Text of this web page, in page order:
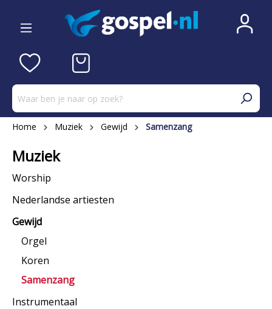
Home Muziek Gewijd Samenzang
Muziek
Worship
Nederlandse artiesten
Gewijd
Orgel
Koren
Samenzang
Instrumentaal